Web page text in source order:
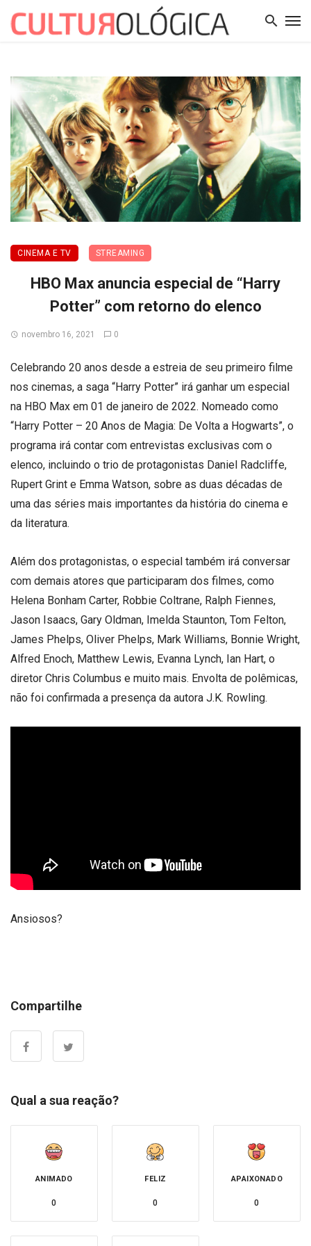
CINEMA E TV STREAMING
HBO Max anuncia especial de “Harry
Potter” com retorno do elenco
novembro 16, 2021 0
Celebrando 20 anos desde a estreia de seu primeiro filme
nos cinemas, a saga “Harry Potter” irá ganhar um especial
na HBO Max em 01 de janeiro de 2022. Nomeado como
“Harry Potter – 20 Anos de Magia: De Volta a Hogwarts”, o
programa irá contar com entrevistas exclusivas com o
elenco, incluindo o trio de protagonistas Daniel Radcliffe,
Rupert Grint e Emma Watson, sobre as duas décadas de
uma das séries mais importantes da história do cinema e
da literatura.
Além dos protagonistas, o especial também irá conversar
com demais atores que participaram dos filmes, como
Helena Bonham Carter, Robbie Coltrane, Ralph Fiennes,
Jason Isaacs, Gary Oldman, Imelda Staunton, Tom Felton,
James Phelps, Oliver Phelps, Mark Williams, Bonnie Wright,
Alfred Enoch, Matthew Lewis, Evanna Lynch, Ian Hart, o
diretor Chris Columbus e muito mais. Envolta de polêmicas,
não foi confirmada a presença da autora J.K. Rowling.
Ansiosos?
Compartilhe
Qual a sua reação?
ANIMADO
0
FELIZ
0
APAIXONADO
0